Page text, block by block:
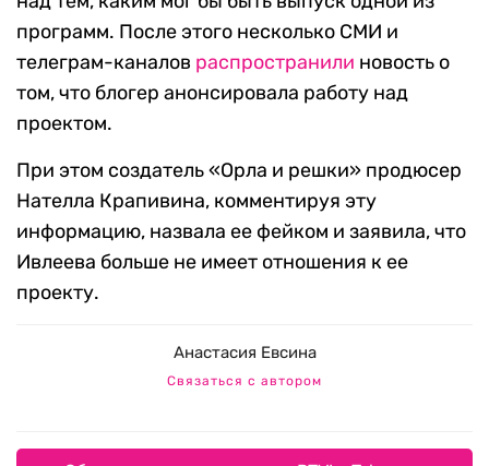
программ. После этого несколько СМИ и
телеграм-каналов распространили новость о
том, что блогер анонсировала работу над
проектом.
При этом создатель «Орла и решки» продюсер
Нателла Крапивина, комментируя эту
информацию, назвала ее фейком и заявила, что
Ивлеева больше не имеет отношения к ее
проекту.
Анастасия Евсина
Связаться с автором